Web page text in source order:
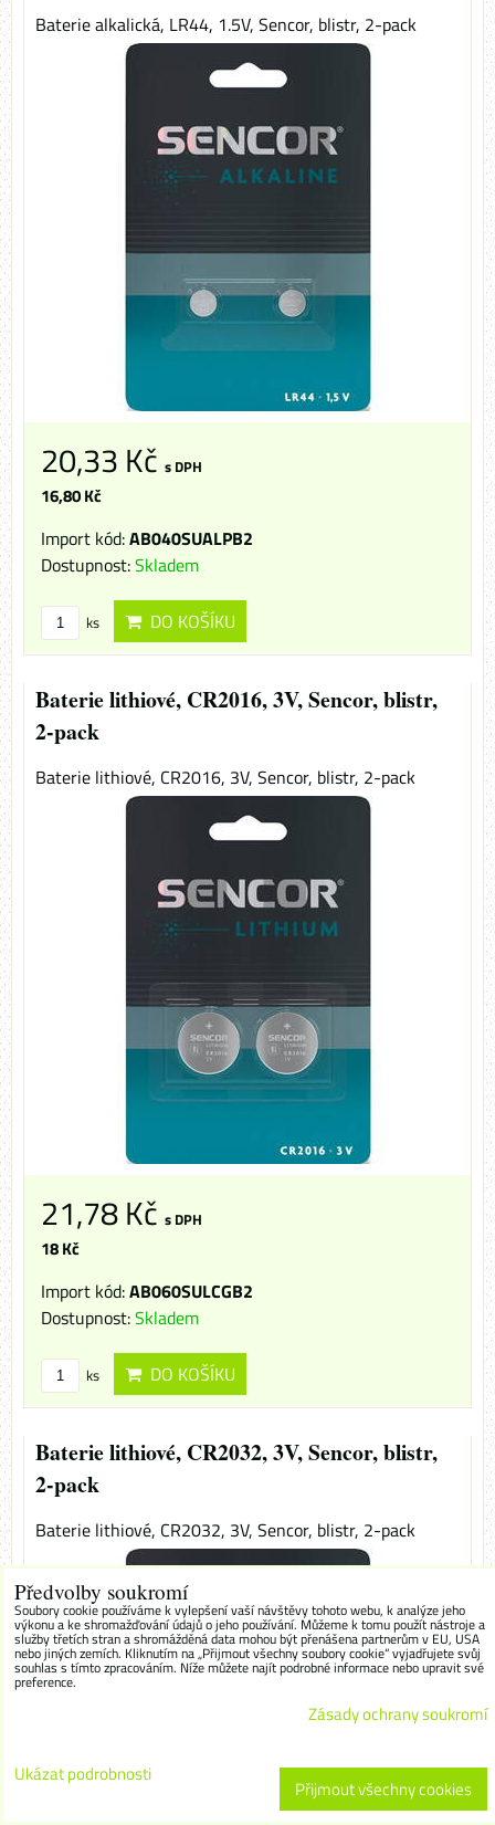
Baterie alkalická, LR44, 1.5V, Sencor, blistr, 2-pack
20,33 Kč s DPH
16,80 Kč
Import kód:AB040SUALPB2
Dostupnost:Skladem
ks DO KOŠÍKU
Baterie lithiové, CR2016, 3V, Sencor, blistr,
2-pack
Baterie lithiové, CR2016, 3V, Sencor, blistr, 2-pack
21,78 Kč s DPH
18 Kč
Import kód:AB060SULCGB2
Dostupnost:Skladem
ks DO KOŠÍKU
Baterie lithiové, CR2032, 3V, Sencor, blistr,
2-pack
Baterie lithiové, CR2032, 3V, Sencor, blistr, 2-pack
Předvolby soukromí
Soubory cookie používáme k vylepšení vaší návštěvy tohoto webu, k analýze jeho
výkonu a ke shromažďování údajů o jeho používání. Můžeme k tomu použít nástroje a
služby třetích stran a shromážděná data mohou být přenášena partnerům v EU, USA
nebo jiných zemích. Kliknutím na „Přijmout všechny soubory cookie“ vyjadřujete svůj
souhlas s tímto zpracováním. Níže můžete najít podrobné informace nebo upravit své
preference.
Zásady ochrany soukromí
Ukázat podrobnosti
Přijmout všechny cookies